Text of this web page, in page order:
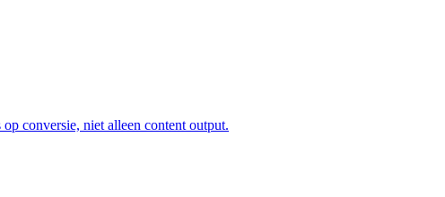
conversie, niet alleen content output.